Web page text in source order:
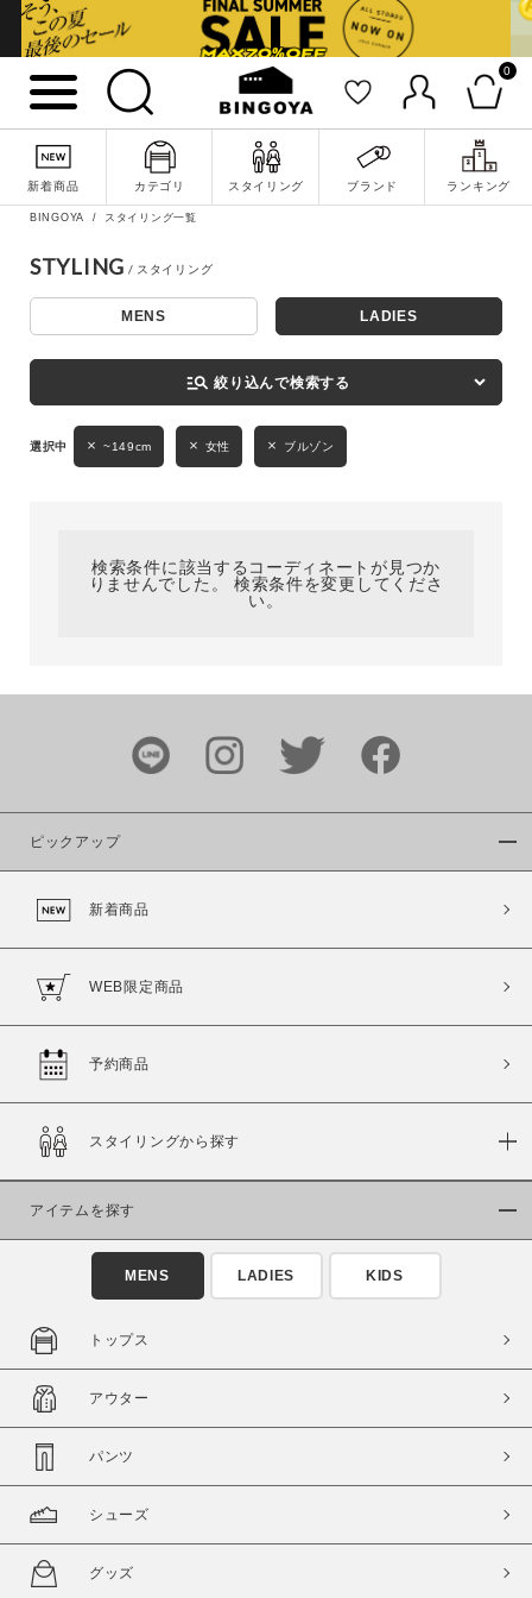
0
新着商品 カテゴリ スタイリング ブランド ランキング
詳細検索
カラー
価格
～
商品タイプ
通常商品 予約商品
在庫
在庫あり 在庫なし含む
BINGOYA スタイリング一覧
STYLING
MENS LADIES
manage_search 絞り込んで検索する
~149cm 女性 ブルゾン
検索条件に該当するコーディネートが見つか
りませんでした。 検索条件を変更してくださ
い。
ピックアップ
新着商品
WEB限定商品
予約商品
スタイリングから探す
アイテムを探す
MENS LADIES KIDS
トップス
アウター
パンツ
シューズ
グッズ